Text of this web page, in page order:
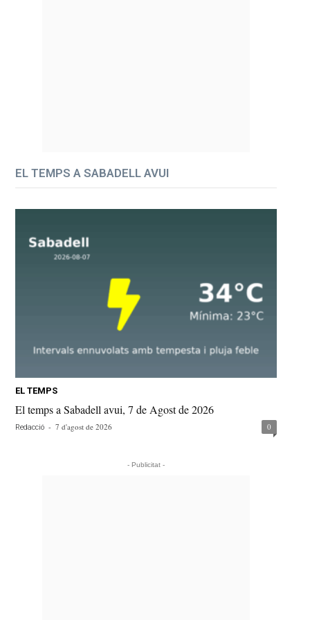
EL TEMPS A SABADELL AVUI
EL TEMPS
El temps a Sabadell avui, 7 de Agost de 2026
Redacció - 7 d'agost de 2026 0
- Publicitat -